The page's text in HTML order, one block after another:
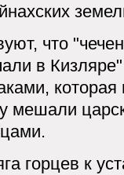
что
в
мешали
горцев к